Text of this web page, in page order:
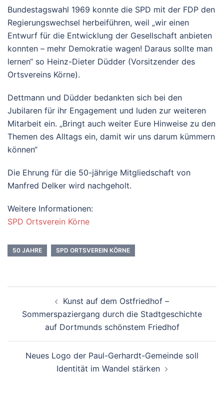
Bundestagswahl 1969 konnte die SPD mit der FDP den
Regierungswechsel herbeiführen, weil „wir einen
Entwurf für die Entwicklung der Gesellschaft anbieten
konnten – mehr Demokratie wagen! Daraus sollte man
lernen“ so Heinz-Dieter Düdder (Vorsitzender des
Ortsvereins Körne).
Dettmann und Düdder bedankten sich bei den
Jubilaren für ihr Engagement und luden zur weiteren
Mitarbeit ein. „Bringt auch weiter Eure Hinweise zu den
Themen des Alltags ein, damit wir uns darum kümmern
können“
Die Ehrung für die 50-jährige Mitgliedschaft von
Manfred Delker wird nachgeholt.
Weitere Informationen:
SPD Ortsverein Körne
50 JAHRE SPD ORTSVEREIN KÖRNE
NavigationKunst auf dem Ostfriedhof –
Sommerspaziergang durch die Stadtgeschichte
auf Dortmunds schönstem Friedhof
Neues Logo der Paul-Gerhardt-Gemeinde soll
Identität im Wandel stärken